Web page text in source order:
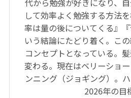
代から勉強が好きになり、
して効率よく勉強する方法
率は量の後についてくる』
いう結論にたどり着く。こ
コンセプトとなっている。
変わる。現在はベリーショ
ンニング（ジョギング）。
2026年の目